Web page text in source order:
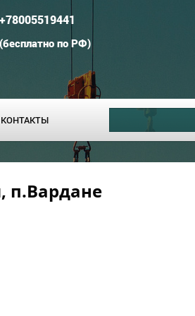
+78005519441
(бесплатно по РФ)
КОНТАКТЫ
п.Вардане